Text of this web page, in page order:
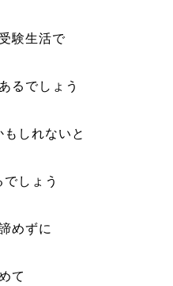
験生活で
るでしょう
もしれないと
しょう
めずに
て